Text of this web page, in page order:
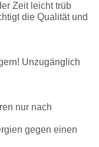
Zeit leicht trüb
die Qualität und
Unzugänglich
nur nach
gegen einen